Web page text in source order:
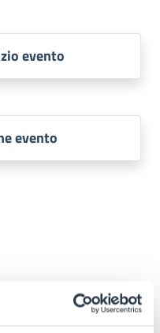
evento
evento
libero e aperte a